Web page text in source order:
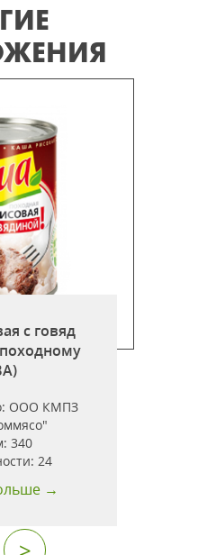
с говяд
ООО КМПЗ
340
24
→